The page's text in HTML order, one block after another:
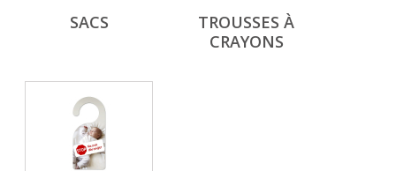
SACS
TROUSSES À
CRAYONS